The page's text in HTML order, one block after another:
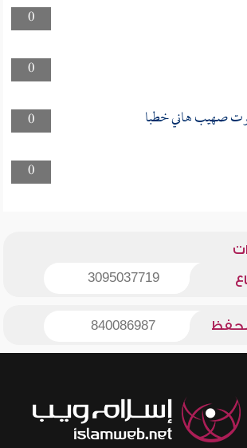
0
0
0
صهيب هاني خطبا
0
3095037719
840086987